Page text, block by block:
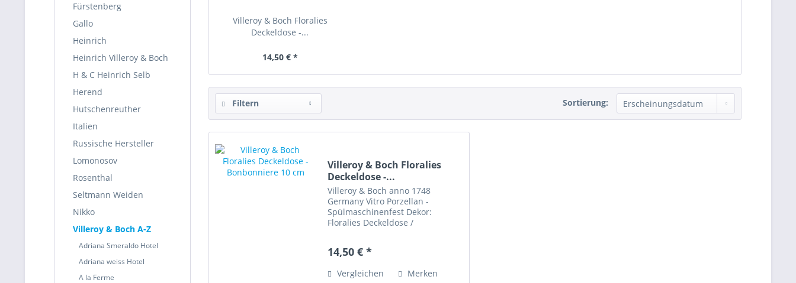
Fürstenberg
Gallo
Heinrich
Heinrich Villeroy & Boch
H & C Heinrich Selb
Herend
Hutschenreuther
Italien
Russische Hersteller
Lomonosov
Rosenthal
Seltmann Weiden
Nikko
Villeroy & Boch A-Z
Adriana Smeraldo Hotel
Adriana weiss Hotel
A la Ferme
Villeroy & Boch Floralies
Deckeldose -...
14,50 € *
Filtern Sortierung:
Villeroy & Boch Floralies
Deckeldose -...
Villeroy & Boch anno 1748
Germany Vitro Porzellan -
Spülmaschinenfest Dekor:
Floralies Deckeldose /
sehr gut erhalten „Diese Ware
Differenzbesteuerung. Die im...
14,50 € *
Vergleichen Merken